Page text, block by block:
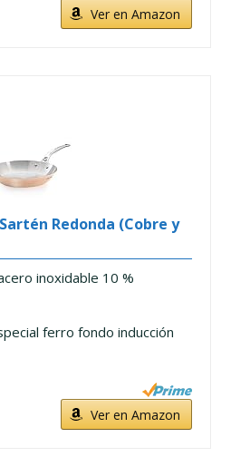
Ver en Amazon
Sartén Redonda (Cobre y
inoxidable 10 %
ferro fondo inducción
Ver en Amazon